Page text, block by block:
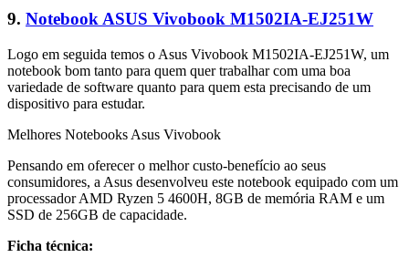
9. Notebook ASUS Vivobook M1502IA-EJ251W
Logo em seguida temos o Asus Vivobook M1502IA-EJ251W, um
notebook bom tanto para quem quer trabalhar com uma boa
variedade de software quanto para quem esta precisando de um
dispositivo para estudar.
Melhores Notebooks Asus Vivobook
Pensando em oferecer o melhor custo-benefício ao seus
consumidores, a Asus desenvolveu este notebook equipado com um
processador AMD Ryzen 5 4600H, 8GB de memória RAM e um
SSD de 256GB de capacidade.
Ficha técnica: